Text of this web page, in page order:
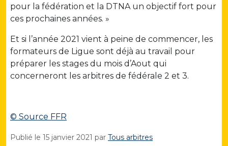
pour la fédération et la DTNA un objectif fort pour
ces prochaines années. »
Et si l’année 2021 vient à peine de commencer, les
formateurs de Ligue sont déjà au travail pour
préparer les stages du mois d’Aout qui
concerneront les arbitres de fédérale 2 et 3.
© Source FFR
Publié le 15 janvier 2021 par Tous arbitres